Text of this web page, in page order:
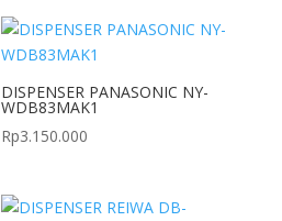
DISPENSER PANASONIC NY-
WDB83MAK1
Rp3.150.000